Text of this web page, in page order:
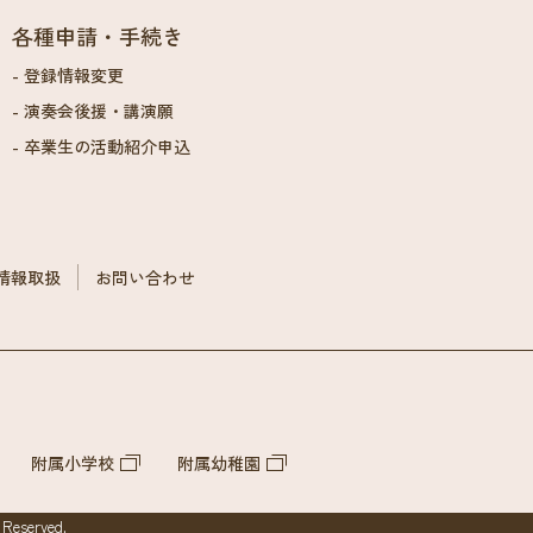
各種申請・手続き
登録情報変更
演奏会後援・講演願
卒業生の活動紹介申込
報取扱 お問い合わせ
附属小学校 附属幼稚園